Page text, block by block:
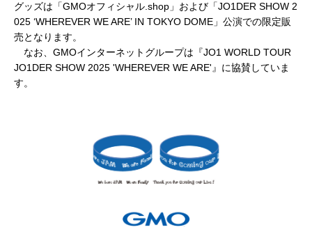
グッズは「GMOオフィシャル.shop」および「JO1DER SHOW 2
025 ‘WHEREVER WE ARE’ IN TOKYO DOME」公演での限定販
売となります。
なお、GMOインターネットグループは『JO1 WORLD TOUR
JO1DER SHOW 2025 'WHEREVER WE ARE'』に協賛していま
す。